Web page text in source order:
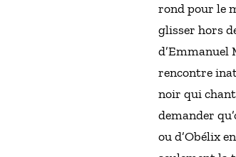
rond pour le
glisser hors
d’Emmanuel
rencontre
noir qui
demander
ou d’Obélix